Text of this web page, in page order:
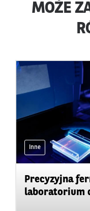
MOŻE
Inne
Precyzyjna
laboratorium